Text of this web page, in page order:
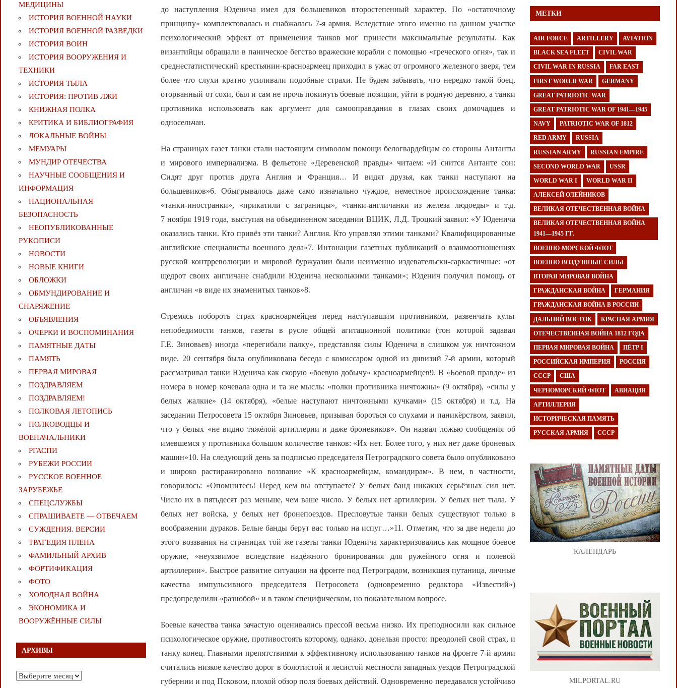
до наступления Юденича имел для большевиков второстепенный характер. По «остаточному
принципу» комплектовалась и снабжалась 7-я армия. Вследствие этого именно на данном участке
психологический эффект от применения танков мог принести максимальные результаты. Как
византийцы обращали в паническое бегство вражеские корабли с помощью «греческого огня», так и
среднестатистический крестьянин-красноармеец приходил в ужас от огромного железного зверя, тем
более что слухи кратно усиливали подобные страхи. Не будем забывать, что нередко такой боец,
оторванный от сохи, был и сам не прочь покинуть боевые позиции, уйти в родную деревню, а танки
противника использовать как аргумент для самооправдания в глазах своих домочадцев и
односельчан.
На страницах газет танки стали настоящим символом помощи белогвардейцам со стороны Антанты
и мирового империализма. В фельетоне «Деревенской правды» читаем: «И снится Антанте сон:
Сидят друг против друга Англия и Франция… И видят друзья, как танки наступают на
большевиков»6. Обыгрывалось даже само изначально чуждое, неместное происхождение танка:
«танки-иностранки», «прикатили с заграницы», «танки-англичанки из железа людоеды» и т.д.
7 ноября 1919 года, выступая на объединенном заседании ВЦИК, Л.Д. Троцкий заявил: «У Юденича
оказались танки. Кто привёз эти танки? Англия. Кто управлял этими танками? Квалифицированные
английские специалисты военного дела»7. Интонации газетных публикаций о взаимоотношениях
русской контрреволюции и мировой буржуазии были неизменно издевательски-саркастичные: «от
щедрот своих англичане снабдили Юденича несколькими танками»; Юденич получил помощь от
англичан «в виде их знаменитых танков»8.
Стремясь побороть страх красноармейцев перед наступавшим противником, развенчать культ
непобедимости танков, газеты в русле общей агитационной политики (тон которой задавал
Г.Е. Зиновьев) иногда «перегибали палку», представляя силы Юденича в слишком уж ничтожном
виде. 20 сентября была опубликована беседа с комиссаром одной из дивизий 7-й армии, который
рассматривал танки Юденича как скорую «боевую добычу» красноармейцев9. В «Боевой правде» из
номера в номер кочевала одна и та же мысль: «полки противника ничтожны» (9 октября), «силы у
белых жалкие» (14 октября), «белые наступают ничтожными кучками» (15 октября) и т.д. На
заседании Петросовета 15 октября Зиновьев, призывая бороться со слухами и паникёрством, заявил,
что у белых «не видно тяжёлой артиллерии и даже броневиков». Он назвал ложью сообщения об
имевшемся у противника большом количестве танков: «Их нет. Более того, у них нет даже броневых
машин»10. На следующий день за подписью председателя Петроградского совета было опубликовано
и широко растиражировано воззвание «К красноармейцам, командирам». В нем, в частности,
говорилось: «Опомнитесь! Перед кем вы отступаете? У белых банд никаких серьёзных сил нет.
Число их в пятьдесят раз меньше, чем ваше число. У белых нет артиллерии. У белых нет тыла. У
белых нет войска, у белых нет бронепоездов. Пресловутые танки белых существуют только в
воображении дураков. Белые банды берут вас только на испуг…»11. Отметим, что за две недели до
этого воззвания на страницах той же газеты танки Юденича характеризовались как мощное боевое
оружие, «неуязвимое вследствие надёжного бронирования для ружейного огня и полевой
артиллерии». Быстрое развитие ситуации на фронте под Петроградом, возникшая путаница, личные
качества импульсивного председателя Петросовета (одновременно редактора «Известий»)
предопределили «разнобой» и в таком специфическом, но показательном вопросе.
Боевые качества танка зачастую оценивались прессой весьма низко. Их преподносили как сильное
психологическое оружие, противостоять которому, однако, донельзя просто: преодолей свой страх, и
танку конец. Главными препятствиями к эффективному использованию танков на фронте 7-й армии
считались низкое качество дорог в болотистой и лесистой местности западных уездов Петроградской
губернии и под Псковом, плохой обзор поля боевых действий. Одновременно передавался устойчиво
МЕДИЦИНЫ
ИСТОРИЯ ВОЕННОЙ НАУКИ
ИСТОРИЯ ВОЕННОЙ РАЗВЕДКИ
ИСТОРИЯ ВОИН
ИСТОРИЯ ВООРУЖЕНИЯ И
ТЕХНИКИ
ИСТОРИЯ ТЫЛА
ИСТОРИЯ: ПРОТИВ ЛЖИ
КНИЖНАЯ ПОЛКА
КРИТИКА И БИБЛИОГРАФИЯ
ЛОКАЛЬНЫЕ ВОЙНЫ
МЕМУАРЫ
МУНДИР ОТЕЧЕСТВА
НАУЧНЫЕ СООБЩЕНИЯ И
ИНФОРМАЦИЯ
НАЦИОНАЛЬНАЯ
БЕЗОПАСНОСТЬ
НЕОПУБЛИКОВАННЫЕ
РУКОПИСИ
НОВОСТИ
НОВЫЕ КНИГИ
ОБЛОЖКИ
ОБМУНДИРОВАНИЕ И
СНАРЯЖЕНИЕ
ОБЪЯВЛЕНИЯ
ОЧЕРКИ И ВОСПОМИНАНИЯ
ПАМЯТНЫЕ ДАТЫ
ПАМЯТЬ
ПЕРВАЯ МИРОВАЯ
ПОЗДРАВЛЯЕМ
ПОЗДРАВЛЯЕМ!
ПОЛКОВАЯ ЛЕТОПИСЬ
ПОЛКОВОДЦЫ И
ВОЕНАЧАЛЬНИКИ
РГАСПИ
РУБЕЖИ РОССИИ
РУССКОЕ ВОЕННОЕ
ЗАРУБЕЖЬЕ
СПЕЦСЛУЖБЫ
СПРАШИВАЕТЕ — ОТВЕЧАЕМ
СУЖДЕНИЯ. ВЕРСИИ
ТРАГЕДИЯ ПЛЕНА
ФАМИЛЬНЫЙ АРХИВ
ФОРТИФИКАЦИЯ
ФОТО
ХОЛОДНАЯ ВОЙНА
ЭКОНОМИКА И
ВООРУЖЁННЫЕ СИЛЫ
АРХИВЫ
Архивы
МЕТКИ
AIR FORCE ARTILLERY AVIATION
BLACK SEA FLEET CIVIL WAR
CIVIL WAR IN RUSSIA FAR EAST
FIRST WORLD WAR GERMANY
GREAT PATRIOTIC WAR
GREAT PATRIOTIC WAR OF 1941—1945
NAVY PATRIOTIC WAR OF 1812
RED ARMY RUSSIA
RUSSIAN ARMY RUSSIAN EMPIRE
SECOND WORLD WAR USSR
WORLD WAR I WORLD WAR II
АЛЕКСЕЙ ОЛЕЙНИКОВ
ВЕЛИКАЯ ОТЕЧЕСТВЕННАЯ ВОЙНА
ВЕЛИКАЯ ОТЕЧЕСТВЕННАЯ ВОЙНА
1941—1945 ГГ.
ВОЕННО-МОРСКОЙ ФЛОТ
ВОЕННО-ВОЗДУШНЫЕ СИЛЫ
ВТОРАЯ МИРОВАЯ ВОЙНА
ГРАЖДАНСКАЯ ВОЙНА ГЕРМАНИЯ
ГРАЖДАНСКАЯ ВОЙНА В РОССИИ
ДАЛЬНИЙ ВОСТОК КРАСНАЯ АРМИЯ
ОТЕЧЕСТВЕННАЯ ВОЙНА 1812 ГОДА
ПЕРВАЯ МИРОВАЯ ВОЙНА ПЁТР I
РОССИЙСКАЯ ИМПЕРИЯ РОССИЯ
СССР США
ЧЕРНОМОРСКИЙ ФЛОТ АВИАЦИЯ
АРТИЛЛЕРИЯ
ИСТОРИЧЕСКАЯ ПАМЯТЬ
РУССКАЯ АРМИЯ СССР
КАЛЕНДАРЬ
MILPORTAL.RU